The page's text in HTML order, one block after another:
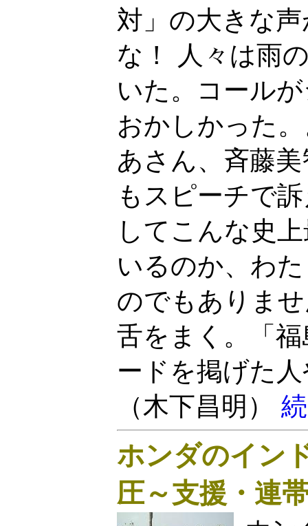
対」の大きな
な！ 人々は雨
いた。コール
おかしかった
あさん、斉藤
もスピーチで
してこんな史
いるのか、わ
のでもありま
舌をまく。「
ードを掲げた
（木下昌明）
ホンダのイン
圧～支援・連